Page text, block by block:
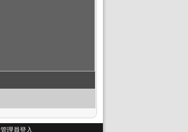
管理員登入